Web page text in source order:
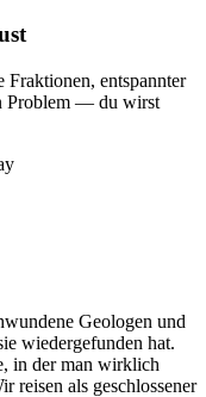
Fraktionen, entspannter
Problem — du wirst
Geologen und
wiedergefunden hat.
in der man wirklich
reisen als geschlossener